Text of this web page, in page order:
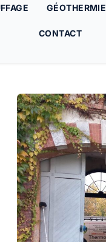
GÉOTHERMIE
CONTACT